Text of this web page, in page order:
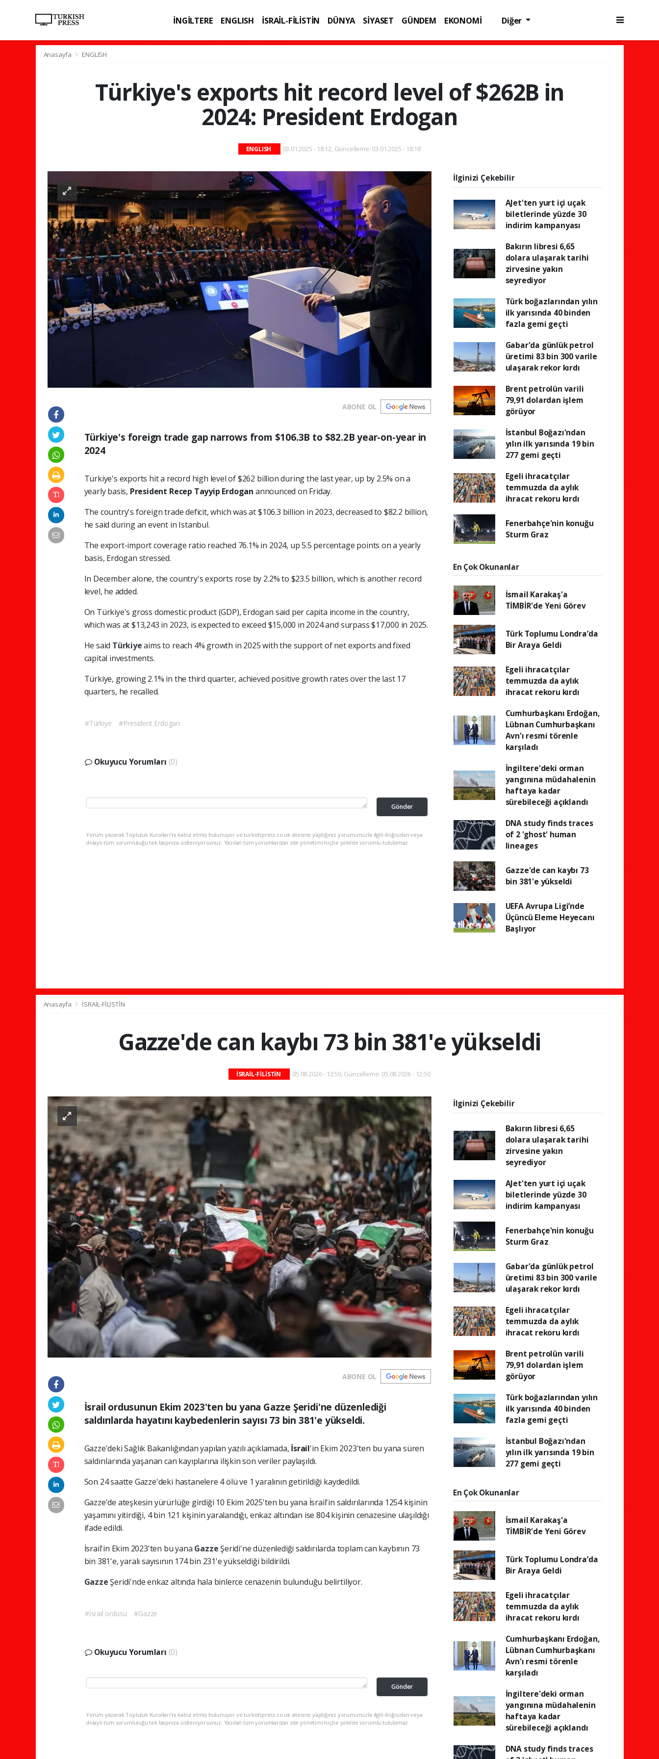
İNGİLTERE ENGLISH İSRAİL-FİLİSTİN DÜNYA SİYASET GÜNDEM
EKONOMİ
Diğer
Anasayfa ENGLISH
Türkiye's exports hit record level of $262B in
2024: President Erdogan
ENGLISH 03.01.2025 - 18:12, Güncelleme: 03.01.2025 - 18:18
ABONE OL
Türkiye's foreign trade gap narrows from $106.3B to $82.2B year-on-year in
2024
Türkiye's exports hit a record high level of $262 billion during the last year, up by 2.5% on a
yearly basis, President Recep Tayyip Erdogan announced on Friday.
The country's foreign trade deficit, which was at $106.3 billion in 2023, decreased to $82.2 billion,
he said during an event in Istanbul.
The export-import coverage ratio reached 76.1% in 2024, up 5.5 percentage points on a yearly
basis, Erdogan stressed.
In December alone, the country's exports rose by 2.2% to $23.5 billion, which is another record
level, he added.
On Türkiye's gross domestic product (GDP), Erdogan said per capita income in the country,
which was at $13,243 in 2023, is expected to exceed $15,000 in 2024 and surpass $17,000 in 2025.
He said Türkiyeaims to reach 4% growth in 2025 with the support of net exports and fixed
capital investments.
Türkiye, growing 2.1% in the third quarter, achieved positive growth rates over the last 17
quarters, he recalled.
#Türkiye #President Erdogan
Okuyucu Yorumları (0)
Gönder
Yorum yazarak Topluluk Kuralları’nı kabul etmiş bulunuyor ve turkishpress.co.uk sitesine yaptığınız yorumunuzla ilgili doğrudan veya
dolaylı tüm sorumluluğu tek başınıza üstleniyorsunuz. Yazılan tüm yorumlardan site yönetimi hiçbir şekilde sorumlu tutulamaz.
İlginizi Çekebilir
AJet'ten yurt içi uçak
biletlerinde yüzde 30
indirim kampanyası
Bakırın libresi 6,65
dolara ulaşarak tarihi
zirvesine yakın
seyrediyor
Türk boğazlarından yılın
ilk yarısında 40 binden
fazla gemi geçti
Gabar'da günlük petrol
üretimi 83 bin 300 varile
ulaşarak rekor kırdı
Brent petrolün varili
79,91 dolardan işlem
görüyor
İstanbul Boğazı'ndan
yılın ilk yarısında 19 bin
277 gemi geçti
Egeli ihracatçılar
temmuzda da aylık
ihracat rekoru kırdı
Fenerbahçe'nin konuğu
Sturm Graz
En Çok Okunanlar
İsmail Karakaş'a
TİMBİR'de Yeni Görev
Türk Toplumu Londra’da
Bir Araya Geldi
Egeli ihracatçılar
temmuzda da aylık
ihracat rekoru kırdı
Cumhurbaşkanı Erdoğan,
Lübnan Cumhurbaşkanı
Avn'ı resmi törenle
karşıladı
İngiltere'deki orman
yangınına müdahalenin
haftaya kadar
sürebileceği açıklandı
DNA study finds traces
of 2 'ghost' human
lineages
Gazze'de can kaybı 73
bin 381'e yükseldi
UEFA Avrupa Ligi’nde
Üçüncü Eleme Heyecanı
Başlıyor
Anasayfa İSRAİL-FİLİSTİN
Gazze'de can kaybı 73 bin 381'e yükseldi
İSRAİL-FİLİSTİN 05.08.2026 - 12:50, Güncelleme: 05.08.2026 - 12:50
ABONE OL
İsrail ordusunun Ekim 2023'ten bu yana Gazze Şeridi'ne düzenlediği
saldırılarda hayatını kaybedenlerin sayısı 73 bin 381'e yükseldi.
Gazze'deki Sağlık Bakanlığından yapılan yazılı açıklamada, İsrail'in Ekim 2023'ten bu yana süren
saldırılarında yaşanan can kayıplarına ilişkin son veriler paylaşıldı.
Son 24 saatte Gazze'deki hastanelere 4 ölü ve 1 yaralının getirildiği kaydedildi.
Gazze'de ateşkesin yürürlüğe girdiği 10 Ekim 2025'ten bu yana İsrail'in saldırılarında 1254 kişinin
yaşamını yitirdiği, 4 bin 121 kişinin yaralandığı, enkaz altından ise 804 kişinin cenazesine ulaşıldığı
ifade edildi.
İsrail'in Ekim 2023'ten bu yana GazzeŞeridi'ne düzenlediği saldırılarda toplam can kaybının 73
bin 381'e, yaralı sayısının 174 bin 231'e yükseldiği bildirildi.
GazzeŞeridi'nde enkaz altında hala binlerce cenazenin bulunduğu belirtiliyor.
#İsrail ordusu #Gazze
Okuyucu Yorumları (0)
Gönder
Yorum yazarak Topluluk Kuralları’nı kabul etmiş bulunuyor ve turkishpress.co.uk sitesine yaptığınız yorumunuzla ilgili doğrudan veya
dolaylı tüm sorumluluğu tek başınıza üstleniyorsunuz. Yazılan tüm yorumlardan site yönetimi hiçbir şekilde sorumlu tutulamaz.
İlginizi Çekebilir
Bakırın libresi 6,65
dolara ulaşarak tarihi
zirvesine yakın
seyrediyor
AJet'ten yurt içi uçak
biletlerinde yüzde 30
indirim kampanyası
Fenerbahçe'nin konuğu
Sturm Graz
Gabar'da günlük petrol
üretimi 83 bin 300 varile
ulaşarak rekor kırdı
Egeli ihracatçılar
temmuzda da aylık
ihracat rekoru kırdı
Brent petrolün varili
79,91 dolardan işlem
görüyor
Türk boğazlarından yılın
ilk yarısında 40 binden
fazla gemi geçti
İstanbul Boğazı'ndan
yılın ilk yarısında 19 bin
277 gemi geçti
En Çok Okunanlar
İsmail Karakaş'a
TİMBİR'de Yeni Görev
Türk Toplumu Londra’da
Bir Araya Geldi
Egeli ihracatçılar
temmuzda da aylık
ihracat rekoru kırdı
Cumhurbaşkanı Erdoğan,
Lübnan Cumhurbaşkanı
Avn'ı resmi törenle
karşıladı
İngiltere'deki orman
yangınına müdahalenin
haftaya kadar
sürebileceği açıklandı
DNA study finds traces